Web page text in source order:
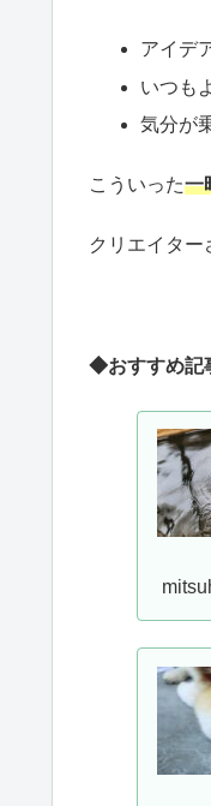
アイデ
いつも
気分が
こういった一
クリエイタ
◆おすすめ記